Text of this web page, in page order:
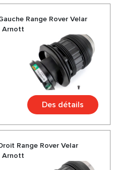
Range Rover Velar
Arnott
Des détails
Range Rover Velar
Arnott